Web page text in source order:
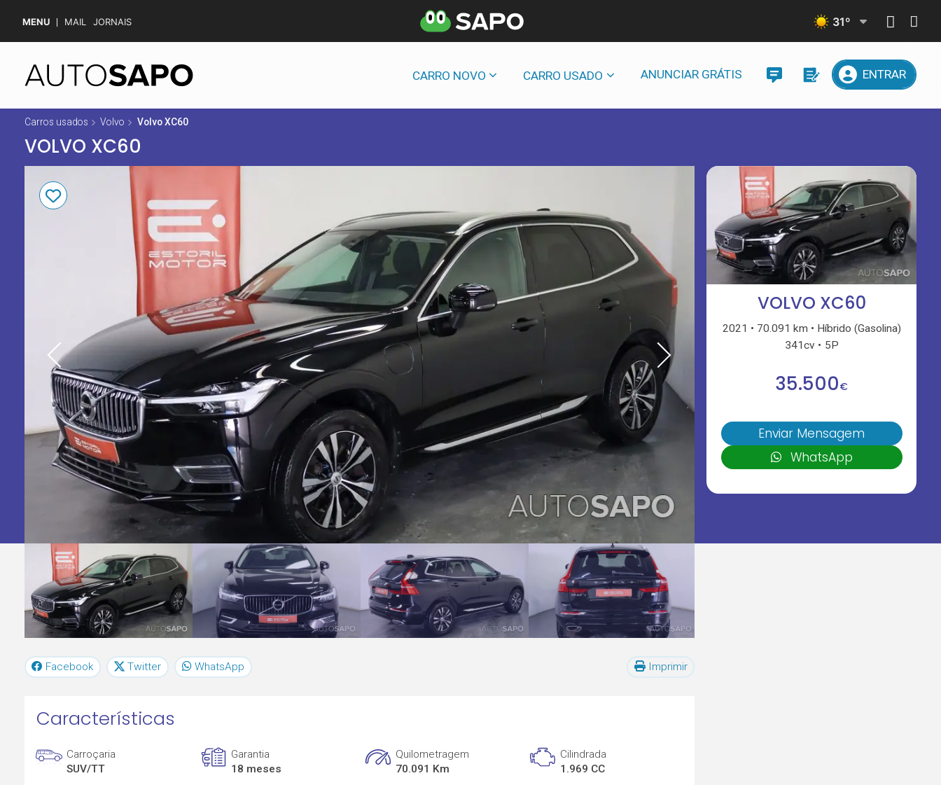
MENU MAIL JORNAIS 31º
CARRO NOVO CARRO USADO ANUNCIAR GRÁTIS ENTRAR
Carros usados Volvo Volvo XC60
VOLVO XC60
VOLVO XC60
2021 70.091 km
Híbrido (Gasolina)
341cv
5P
35.500€
Enviar Mensagem
WhatsApp
Facebook Twitter WhatsApp Imprimir
Características
Carroçaria
SUV/TT
Garantia
18 meses
Quilometragem
70.091 Km
Cilindrada
1.969 CC